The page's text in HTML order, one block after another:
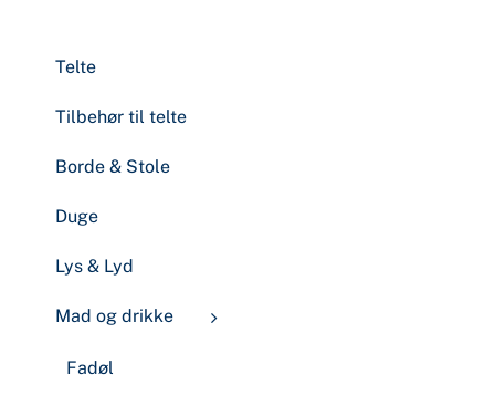
Telte
Tilbehør til telte
Borde & Stole
Duge
Lys & Lyd
Mad og drikke
Fadøl